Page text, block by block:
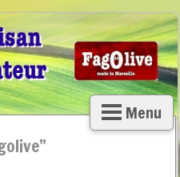
Menu